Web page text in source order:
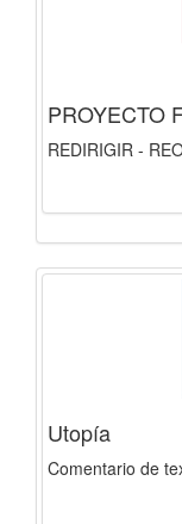
PROYECTO
REDIRIGIR -
Utopía
Comentario de